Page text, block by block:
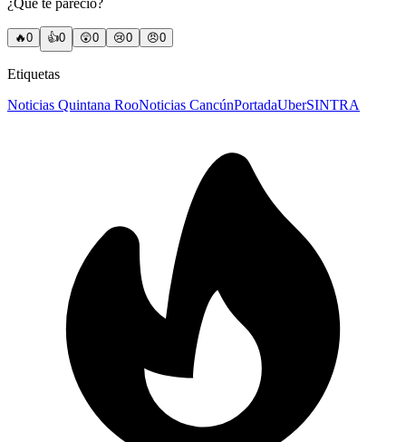
🔥0 👍0 😲0 😢0 😠0
Etiquetas
Noticias Quintana RooNoticias CancúnPortadaUberSINTRA